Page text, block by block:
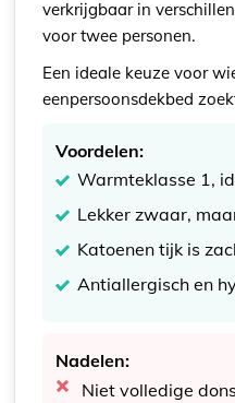
verkrijgbaar in
voor twee personen.
Een ideale keuze voor
eenpersoonsdekbed
Voordelen:
Warmteklasse 1,
Lekker zwaar,
Katoenen tijk is
Antiallergisch en
Nadelen:
Niet volledige